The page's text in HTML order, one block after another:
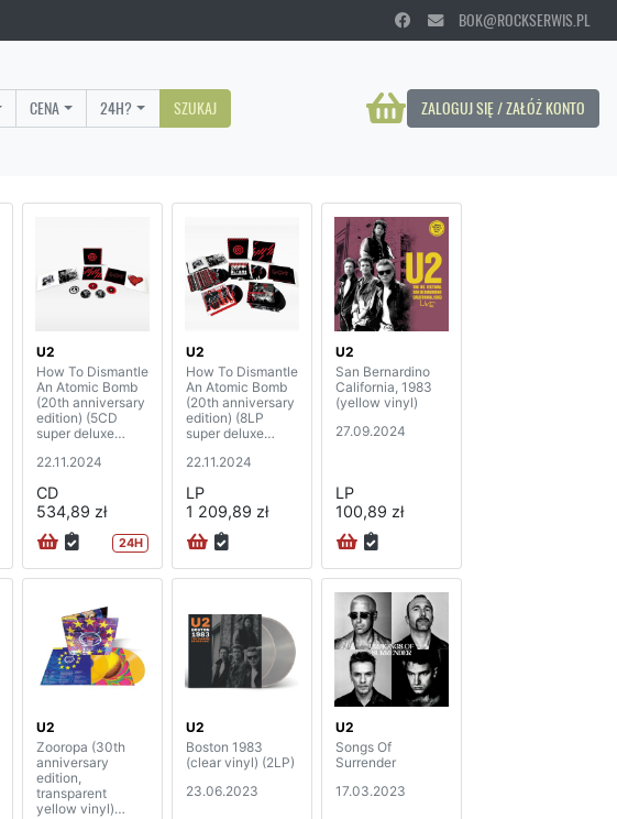
BOK@ROCKSERWIS.PL
ZALOGUJ SIĘ / ZAŁÓŻ KONTO
CENA 24H? SZUKAJ
U2
How To Dismantle
An Atomic Bomb
(20th anniversary
edition) (5CD
super deluxe
22.11.2024
CD
534,89 zł
24H
U2
How To Dismantle
An Atomic Bomb
(20th anniversary
edition) (8LP
super deluxe
22.11.2024
LP
1 209,89 zł
U2
San Bernardino
California, 1983
(yellow vinyl)
27.09.2024
LP
100,89 zł
U2
Zooropa (30th
anniversary
edition,
transparent
yellow vinyl)
U2
Boston 1983
(clear vinyl) (2LP)
23.06.2023
U2
Songs Of
Surrender
17.03.2023